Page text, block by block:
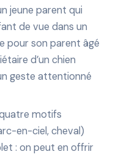
jeune parent qui
de vue dans un
pour son parent âgé
d’un chien
geste attentionné
motifs
en-ciel, cheval)
: on peut en offrir